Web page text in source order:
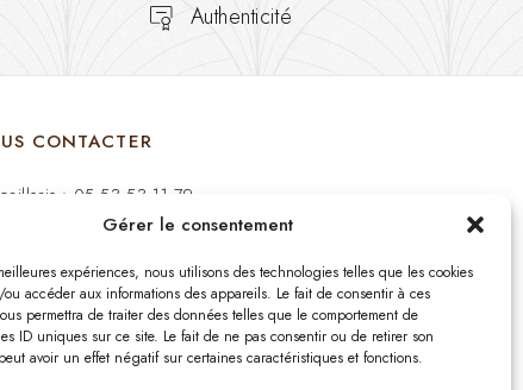
Gérer le consentement
expériences, nous utilisons des technologies telles que les cookies
ou accéder aux informations des appareils. Le fait de consentir à ces
permettra de traiter des données telles que le comportement de
ID uniques sur ce site. Le fait de ne pas consentir ou de retirer son
avoir un effet négatif sur certaines caractéristiques et fonctions.
Authenticité
CONTACTER
: 05 53 53 11 79
au Samedi: 09:00 - 19:00
bijouterie.lavergne@orange.fr